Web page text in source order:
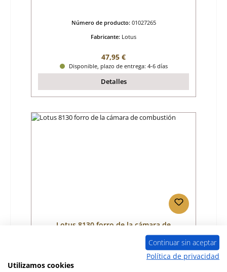
Número de producto: 01027265
Fabricante: Lotus
Precio normal:
47,95 €
Disponible, plazo de entrega: 4-6 días
Detalles
Lotus 8130 forro de la cámara de
01041790
Continuar sin aceptar
Política de privacidad
Utilizamos cookies